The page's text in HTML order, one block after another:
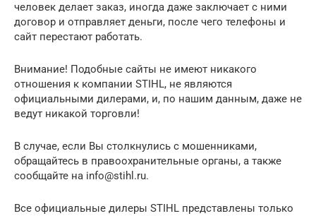
человек делает заказ, иногда даже заключает с ними
договор и отправляет деньги, после чего телефоны и
сайт перестают работать.
Внимание! Подобные сайты не имеют никакого
отношения к компании STIHL, не являются
официальными дилерами, и, по нашим данным, даже не
ведут никакой торговли!
В случае, если Вы столкнулись с мошенниками,
обращайтесь в правоохранительные органы, а также
сообщайте на info@stihl.ru.
Все официальные дилеры STIHL представлены только